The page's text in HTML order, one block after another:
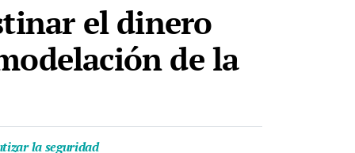
el dinero
de la
la seguridad